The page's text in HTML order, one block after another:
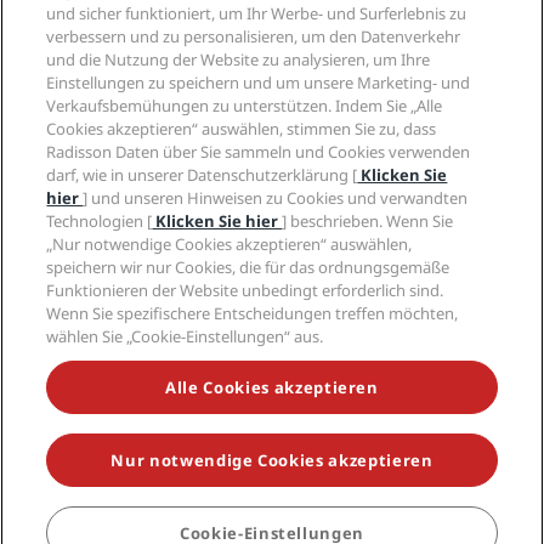
„Sports Approved“-Hotels
Familienfreundliche Hotels
Gesundheit & Sicherheit
Karriere RHG
Karriere PPHE
Karrieren EHL
The Club by RHG
Entwicklungsmöglichkeiten
Responsible Business – Unser Engagement
Einkauf
Privacy Centre
Rechtliche Hinweise
Radisson Rewards Geschäftsbedingungen
Website-Nutzungsvereinbarung
Digitale Barrierefreiheit
Moderne Sklaverei – Erklärung
Hilfe
Verbrauchermeldungen
Kontakt
FAQ
Inhaltsübersicht
Soziale Medien
Marken von Radisson Hotels
VERPASSEN SIE NIEMALS UNSERE BELIEBTESTEN
ANGEBOTE
© 2026 Radisson Hotel Group.Alle Rechte vorbehalten. RHG Radisson
Hotel Group, Radisson, Radisson RED, Radisson Blu, Radisson Collection,
Radisson Individuals, Park Plaza, Park Inn, Country Inn & Suites, Prize by
Radisson, Radisson Rewards und Radisson Meetings sind Warenzeichen
und sicher funktioniert, um Ihr Werbe- und Surferlebnis zu
verbessern und zu personalisieren, um den Datenverkehr
und die Nutzung der Website zu analysieren, um Ihre
Einstellungen zu speichern und um unsere Marketing- und
Verkaufsbemühungen zu unterstützen. Indem Sie „Alle
Cookies akzeptieren“ auswählen, stimmen Sie zu, dass
Radisson Daten über Sie sammeln und Cookies verwenden
darf, wie in unserer Datenschutzerklärung [ Klicken Sie
hier] und unseren Hinweisen zu Cookies und verwandten
Technologien [ Klicken Sie hier] beschrieben. Wenn Sie
„Nur notwendige Cookies akzeptieren“ auswählen,
speichern wir nur Cookies, die für das ordnungsgemäße
Funktionieren der Website unbedingt erforderlich sind.
Wenn Sie spezifischere Entscheidungen treffen möchten,
wählen Sie „Cookie-Einstellungen“ aus.
Alle Cookies akzeptieren
Nur notwendige Cookies akzeptieren
Cookie-Einstellungen